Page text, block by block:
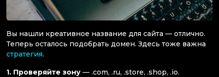
Вы нашли креативное название для сайта — отлично.
Теперь осталось подобрать домен. Здесь тоже важна
стратегия.
1. Проверяйте зону — .com, .ru, .store, .shop, .io.